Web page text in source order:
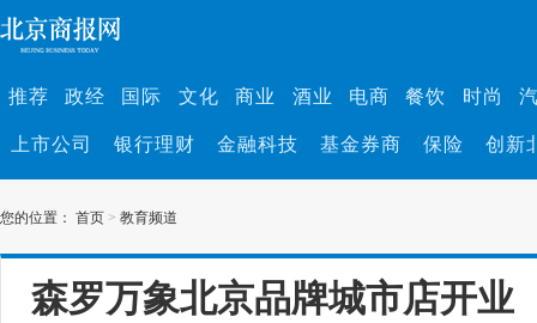
推荐 政经 国际 文化 商业 酒业 电商 餐饮 时尚
上市公司 银行理财 金融科技 基金券商 保险 创新
您的位置： 首页 > 教育频道
森罗万象北京品牌城市店开业